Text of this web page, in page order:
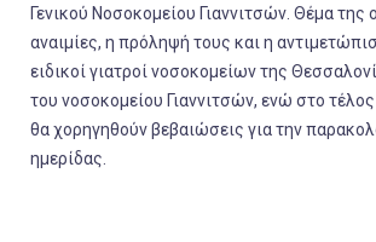
Γενικού Νοσοκομείου Γιαννιτσών. Θέμα της
αναιμίες, η πρόληψή τους και η
ειδικοί γιατροί νοσοκομείων της
του νοσοκομείου Γιαννιτσών, ενώ στο
θα χορηγηθούν βεβαιώσεις για την
ημερίδας.